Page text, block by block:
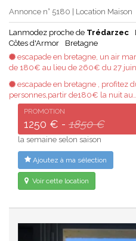
Annonce n° 5180 | Location Maison
Lanmodez proche de Trédarzec
Côtes d'Armor
Bretagne
escapade en bretagne, un air
de 180€ au lieu de 260€ du 27
escapade en bretagne , profitez
personnes,partir de180€ la nuit au…
PROMOTION
1250 € - 1850 €
la semaine selon saison
Ajoutez à ma sélection
Voir cette location